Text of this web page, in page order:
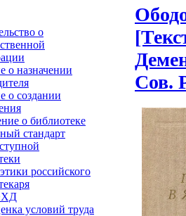
о
о назначении
о создании
о библиотеке
стандарт
российского
условий труда
Сов.